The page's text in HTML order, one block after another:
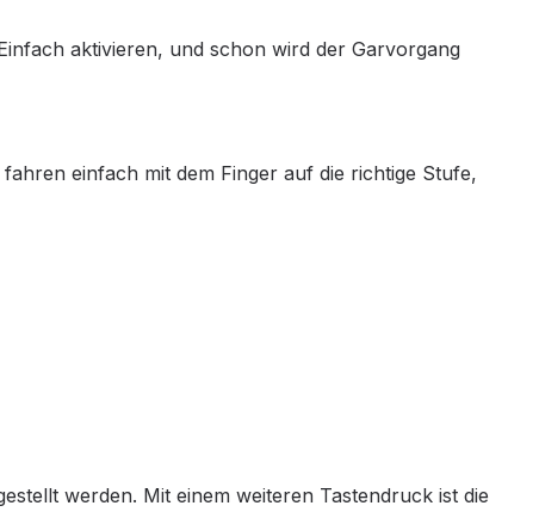
aktivieren, und schon wird der Garvorgang
einfach mit dem Finger auf die richtige Stufe,
werden. Mit einem weiteren Tastendruck ist die